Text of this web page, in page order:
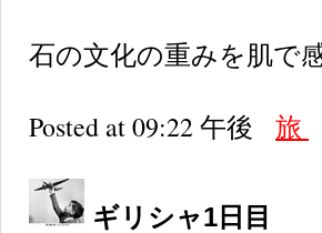
石の文化の重みを肌で
Posted at 09:22 午後 旅
ギリシャ1日目